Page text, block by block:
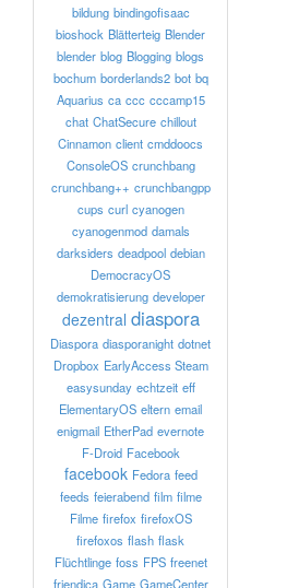
bildung bindingofisaac
bioshock Blätterteig Blender
blender blog Blogging blogs
bochum borderlands2 bot bq
Aquarius ca ccc cccamp15
chat ChatSecure chillout
Cinnamon client cmddoocs
ConsoleOS crunchbang
crunchbang++ crunchbangpp
cups curl cyanogen
cyanogenmod damals
darksiders deadpool debian
DemocracyOS
demokratisierung developer
dezentral diaspora
Diaspora diasporanight dotnet
Dropbox EarlyAccess Steam
easysunday echtzeit eff
ElementaryOS eltern email
enigmail EtherPad evernote
F-Droid Facebook
facebook Fedora feed
feeds feierabend film filme
Filme firefox firefoxOS
firefoxos flash flask
Flüchtlinge foss FPS freenet
friendica Game GameCenter